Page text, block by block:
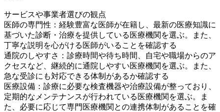
サービスや事業者選びの観点
医師の専門性：経験豊富な医師が在籍し、最新の医療知識に
基づいた診断・治療を提供している医療機関を選ぶ。また、
丁寧な説明を心がける医師がいることを確認する
通院のしやすさ：診療時間や待ち時間、自宅や職場からのア
クセスなど、継続的に通院しやすい医療機関を選ぶ。また、
急な受診にも対応できる体制があるか確認する
医療設備：診療に必要な検査機器や治療設備が整っており、
定期的なメンテナンスが行われている医療機関を選ぶ。ま
た、必要に応じて専門医療機関との連携体制があることを確